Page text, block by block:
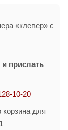
«клевер» с
и прислать
10-20
корзина для